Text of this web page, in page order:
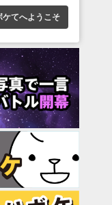
ケてへようこそ